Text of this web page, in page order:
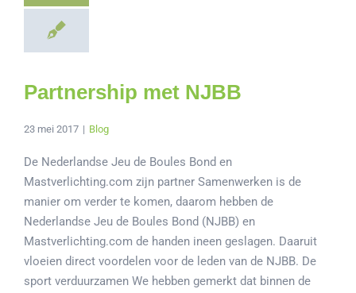
Partnership met NJBB
23 mei 2017 | Blog
De Nederlandse Jeu de Boules Bond en
Mastverlichting.com zijn partner Samenwerken is de
manier om verder te komen, daarom hebben de
Nederlandse Jeu de Boules Bond (NJBB) en
Mastverlichting.com de handen ineen geslagen. Daaruit
vloeien direct voordelen voor de leden van de NJBB. De
sport verduurzamen We hebben gemerkt dat binnen de